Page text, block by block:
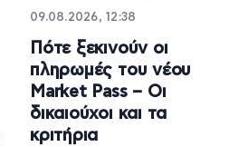
09.08.2026, 12:38
Πότε ξεκινούν οι
πληρωμές του νέου
Market Pass – Οι
δικαιούχοι και τα
κριτήρια